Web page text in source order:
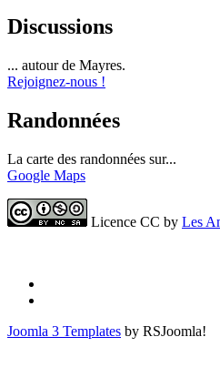
Discussions
... autour de Mayres.
Rejoignez-nous !
Randonnées
La carte des randonnées sur...
Google Maps
Licence CC by Les
Joomla 3 Templates by RSJoomla!